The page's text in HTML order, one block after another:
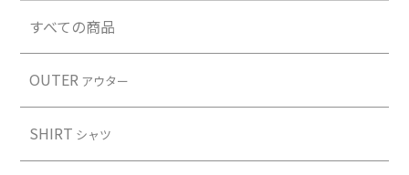
すべての商品
OUTER アウター
SHIRT シャツ